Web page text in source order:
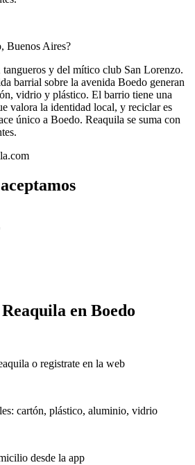
Buenos Aires?
tangueros y del mítico club San Lorenzo.
barrial sobre la avenida Boedo generan
vidrio y plástico. El barrio tiene una
valora la identidad local, y reciclar es
único a Boedo. Reaquila se suma con
en Boedo
o registrate en la web
cartón, plástico, aluminio, vidrio
desde la app